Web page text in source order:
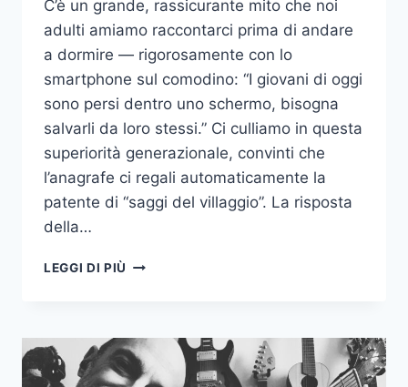
C’è un grande, rassicurante mito che noi
adulti amiamo raccontarci prima di andare
a dormire — rigorosamente con lo
smartphone sul comodino: “I giovani di oggi
sono persi dentro uno schermo, bisogna
salvarli da loro stessi.” Ci culliamo in questa
superiorità generazionale, convinti che
l’anagrafe ci regali automaticamente la
patente di “saggi del villaggio”. La risposta
della…
LEGGI DI PIÙ IL
16
ANNI:
VIETIAMO